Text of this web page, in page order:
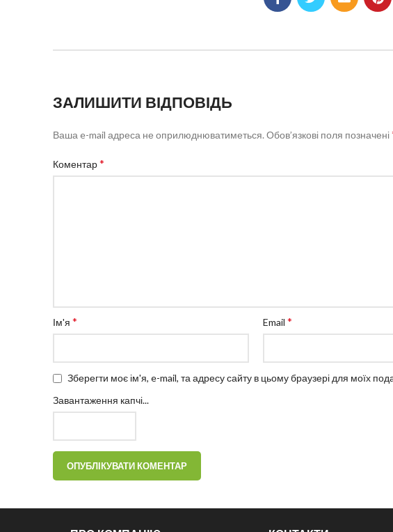
ЗАЛИШИТИ ВІДПОВІДЬ
Ваша e-mail адреса не оприлюднюватиметься. Обов’язкові поля позначені
Коментар*
Ім'я * Email*
Зберегти моє ім'я, e-mail, та адресу сайту в цьому браузері для моїх
Завантаження капчі...